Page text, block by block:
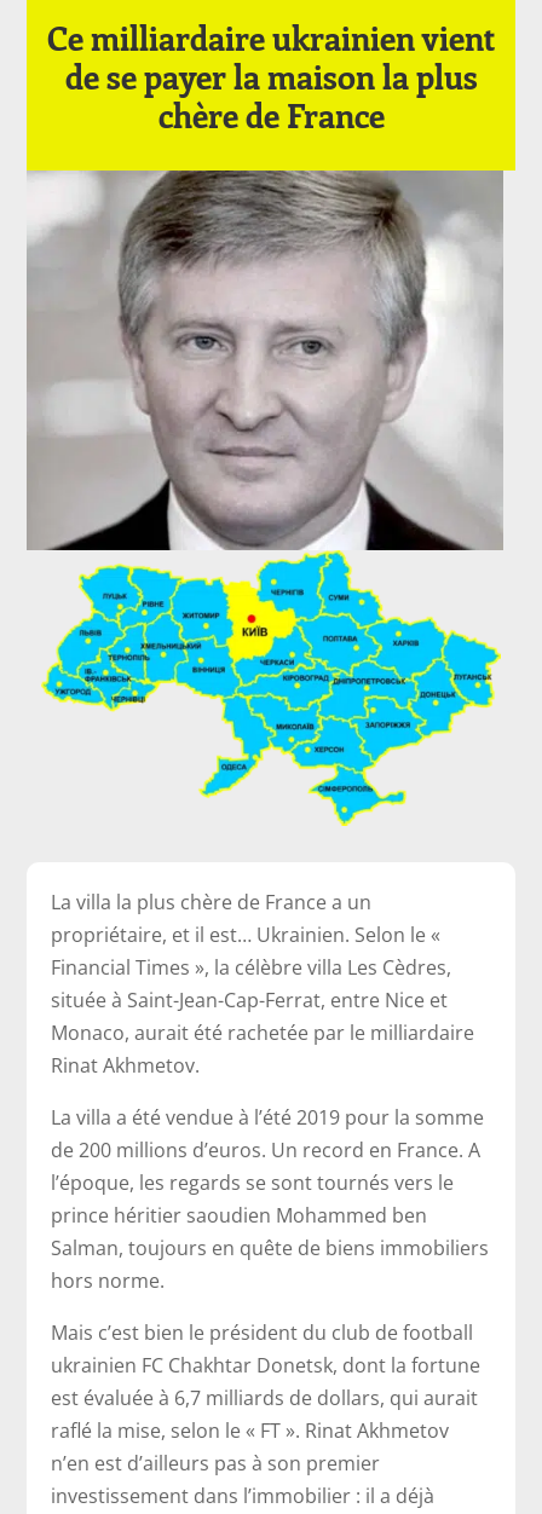
Ce milliardaire ukrainien vient
de se payer la maison la plus
chère de France
La villa la plus chère de France a un
propriétaire, et il est… Ukrainien. Selon le «
Financial Times », la célèbre villa Les Cèdres,
située à Saint-Jean-Cap-Ferrat, entre Nice et
Monaco, aurait été rachetée par le milliardaire
Rinat Akhmetov.
La villa a été vendue à l’été 2019 pour la somme
de 200 millions d’euros. Un record en France. A
l’époque, les regards se sont tournés vers le
prince héritier saoudien Mohammed ben
Salman, toujours en quête de biens immobiliers
hors norme.
Mais c’est bien le président du club de football
ukrainien FC Chakhtar Donetsk, dont la fortune
est évaluée à 6,7 milliards de dollars, qui aurait
raflé la mise, selon le « FT ». Rinat Akhmetov
n’en est d’ailleurs pas à son premier
investissement dans l’immobilier : il a déjà